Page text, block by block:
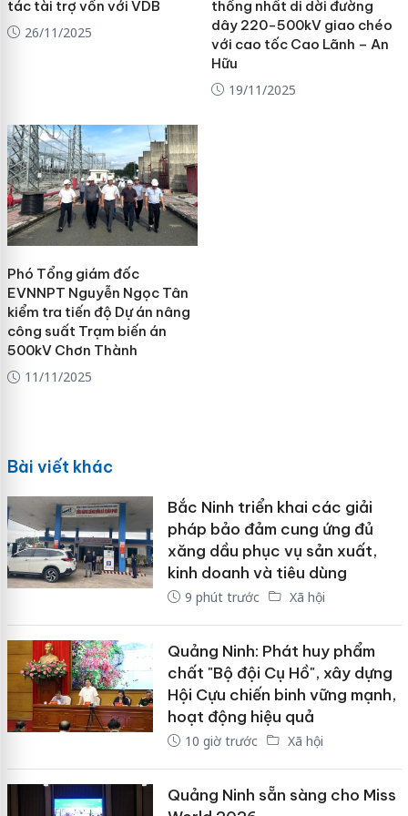
tác tài trợ vốn với VDB
26/11/2025
thống nhất di dời đường
dây 220-500kV giao chéo
với cao tốc Cao Lãnh – An
Hữu
19/11/2025
Phó Tổng giám đốc
EVNNPT Nguyễn Ngọc Tân
kiểm tra tiến độ Dự án nâng
công suất Trạm biến án
500kV Chơn Thành
11/11/2025
Bài viết khác
Bắc Ninh triển khai các giải
pháp bảo đảm cung ứng đủ
xăng dầu phục vụ sản xuất,
kinh doanh và tiêu dùng
9 phút trước Xã hội
Quảng Ninh: Phát huy phẩm
chất "Bộ đội Cụ Hồ", xây dựng
Hội Cựu chiến binh vững mạnh,
hoạt động hiệu quả
10 giờ trước Xã hội
Quảng Ninh sẵn sàng cho Miss